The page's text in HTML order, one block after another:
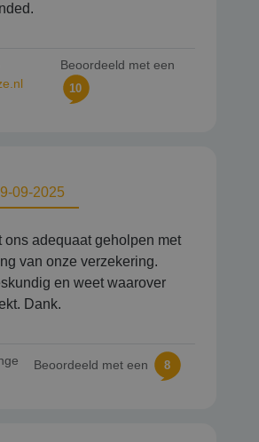
Beoordeeld met een
10
09-2025
ons adequaat geholpen met
van onze verzekering.
en weet waarover
Dank.
Beoordeeld met een 8